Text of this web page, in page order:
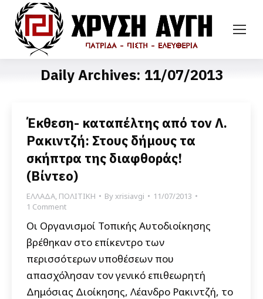
Daily Archives: 11/07/2013
Έκθεση- καταπέλτης από τον Λ.
Ρακιντζή: Στους δήμους τα
σκήπτρα της διαφθοράς!
(Βίντεο)
ΕΛΛΑΔΑ, ΠΟΛΙΤΙΚΗ Byxrisiavgi
11/07/2013
1 Comment
Οι Οργανισμοί Τοπικής Αυτοδιοίκησης
βρέθηκαν στο επίκεντρο των
περισσότερων υποθέσεων που
απασχόλησαν τον γενικό επιθεωρητή
Δημόσιας Διοίκησης, Λέανδρο Ρακιντζή, το